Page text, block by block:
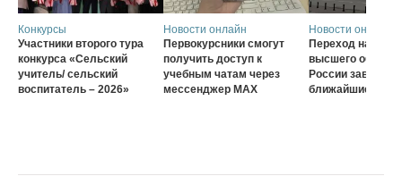
Конкурсы
Участники второго тура
конкурса «Сельский
учитель/ сельский
воспитатель – 2026»
Новости онлайн
Первокурсники смогут
получить доступ к
учебным чатам через
мессенджер MAX
Новости онлайн
Переход на
высшего
России
ближайшие три